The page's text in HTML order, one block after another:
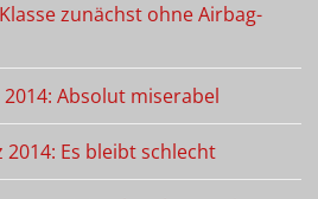
zunächst ohne Airbag-
Absolut miserabel
Es bleibt schlecht